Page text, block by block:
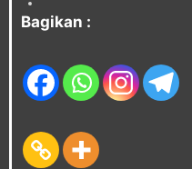
Bagikan :